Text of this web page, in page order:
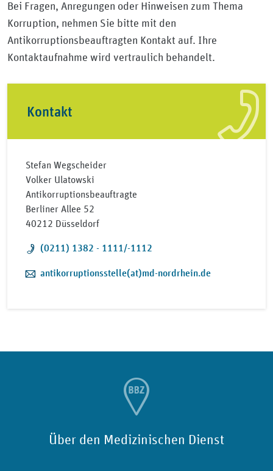
Bei Fragen, Anregungen oder Hinweisen zum Thema
Korruption, nehmen Sie bitte mit den
Antikorruptionsbeauftragten Kontakt auf. Ihre
Kontaktaufnahme wird vertraulich behandelt.
Kontakt
Stefan Wegscheider
Volker Ulatowski
Antikorruptionsbeauftragte
Berliner Allee 52
40212 Düsseldorf
Telefon:
(0211) 1382 - 1111/-1112
E-Mail:
antikorruptionsstelle(at)md-nordrhein.de
Über den Medizinischen Dienst